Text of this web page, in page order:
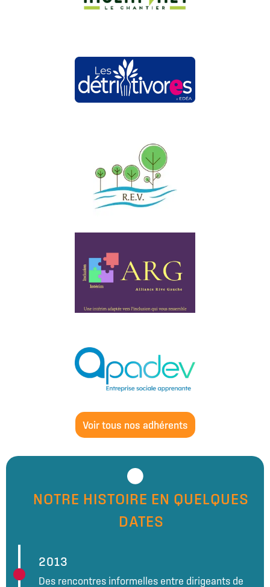
Voir tous nos adhérents
NOTRE HISTOIRE EN QUELQUES
DATES
2013
Des rencontres informelles entre dirigeants de